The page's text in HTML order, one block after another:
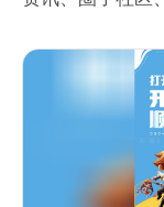
产品特色：
【工具】战绩
有备战、百科等